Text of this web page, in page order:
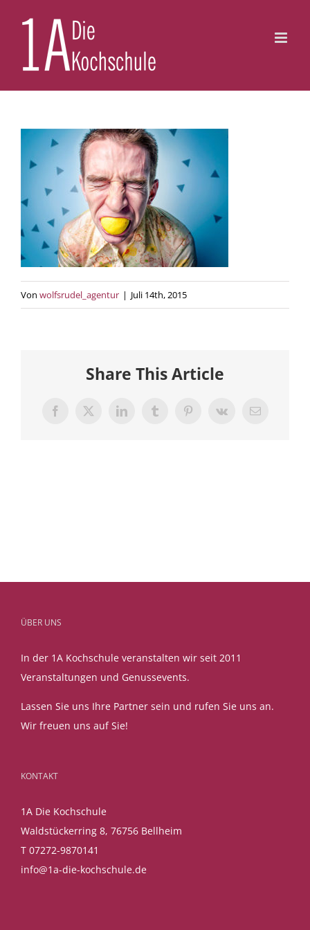
Inhalt
Von wolfsrudel_agentur | Juli 14th, 2015
Share This Article
Facebook
X LinkedInTumblrPinterestVk
E-
ÜBER UNS
In der 1A Kochschule veranstalten wir seit 2011
Veranstaltungen und Genussevents.
Lassen Sie uns Ihre Partner sein und rufen Sie uns an.
Wir freuen uns auf Sie!
KONTAKT
1A Die Kochschule
Waldstückerring 8, 76756 Bellheim
T 07272-9870141
info@1a-die-kochschule.de